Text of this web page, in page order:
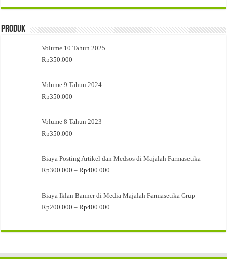
Produk
Volume 10 Tahun 2025
Rp350.000
Volume 9 Tahun 2024
Rp350.000
Volume 8 Tahun 2023
Rp350.000
Biaya Posting Artikel dan Medsos di Majalah Farmasetika
Rp300.000 – Rp400.000
hingga
Biaya Iklan Banner di Media Majalah Farmasetika Grup
Rp200.000 – Rp400.000
hingga